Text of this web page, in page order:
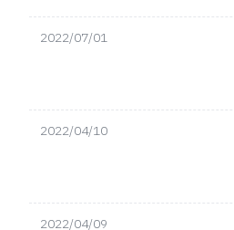
2022/07/01
2022/04/10
2022/04/09